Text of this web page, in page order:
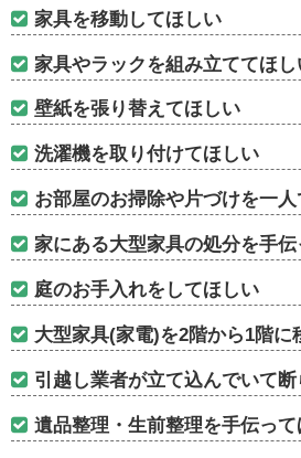
家具を移動してほしい
家具やラックを組み立ててほし
壁紙を張り替えてほしい
洗濯機を取り付けてほしい
お部屋のお掃除や片づけを一
家にある大型家具の処分を手
庭のお手入れをしてほしい
大型家具(家電)を2階から1階に
引越し業者が立て込んでいて断
遺品整理・生前整理を手伝っ